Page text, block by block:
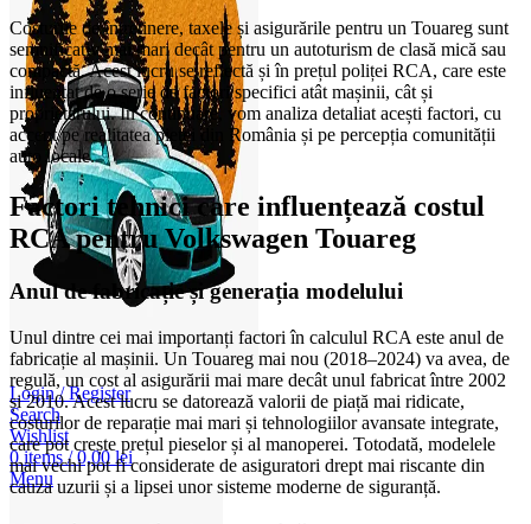
Login / Register
Search
Wishlist
0items / 0,00lei
Menu
Costurile de întreținere, taxele și asigurările pentru un Touareg sunt
semnificativ mai mari decât pentru un autoturism de clasă mică sau
compactă. Acest lucru se reflectă și în prețul poliței RCA, care este
influențat de o serie de factori specifici atât mașinii, cât și
proprietarului. În continuare, vom analiza detaliat acești factori, cu
accent pe realitatea pieței din România și pe percepția comunității
auto locale.
Factori tehnici care influențează costul
RCA pentru Volkswagen Touareg
Anul de fabricație și generația modelului
Unul dintre cei mai importanți factori în calculul RCA este anul de
fabricație al mașinii. Un Touareg mai nou (2018–2024) va avea, de
regulă, un cost al asigurării mai mare decât unul fabricat între 2002
și 2010. Acest lucru se datorează valorii de piață mai ridicate,
costurilor de reparație mai mari și tehnologiilor avansate integrate,
care pot crește prețul pieselor și al manoperei. Totodată, modelele
mai vechi pot fi considerate de asiguratori drept mai riscante din
cauza uzurii și a lipsei unor sisteme moderne de siguranță.